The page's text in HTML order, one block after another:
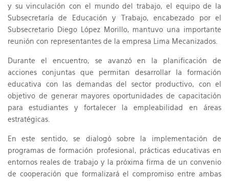
y su vinculación con el mundo del trabajo, el equipo de la
Subsecretaría de Educación y Trabajo, encabezado por el
Subsecretario Diego López Morillo, mantuvo una importante
reunión con representantes de la empresa Lima Mecanizados.
Durante el encuentro, se avanzó en la planificación de
acciones conjuntas que permitan desarrollar la formación
educativa con las demandas del sector productivo, con el
objetivo de generar mayores oportunidades de capacitación
para estudiantes y fortalecer la empleabilidad en áreas
estratégicas.
En este sentido, se dialogó sobre la implementación de
programas de formación profesional, prácticas educativas en
entornos reales de trabajo y la próxima firma de un convenio
de cooperación que formalizará el compromiso entre ambas